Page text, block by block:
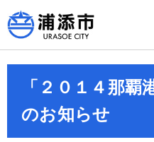
「２０１４那
のお知らせ